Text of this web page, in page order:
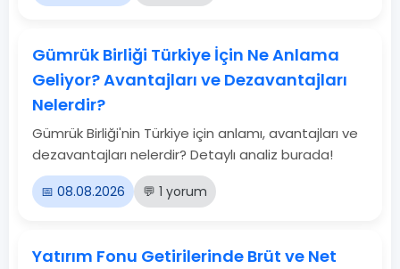
Gümrük Birliği Türkiye İçin Ne Anlama
Geliyor? Avantajları ve Dezavantajları
Nelerdir?
Gümrük Birliği'nin Türkiye için anlamı, avantajları ve
dezavantajları nelerdir? Detaylı analiz burada!
📅 08.08.2026 💬 1 yorum
Yatırım Fonu Getirilerinde Brüt ve Net